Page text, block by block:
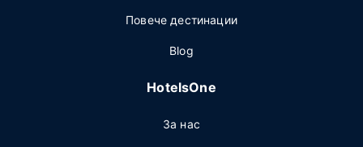
Повече дестинации
Blog
HotelsOne
За нас